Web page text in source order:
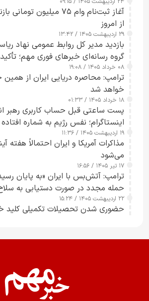
کامل مردم تا ۲۴ ساعت آینده
آغاز ثبت‌نام وام ۷۵
از امروز
۲۹ اردیبهشت ۱۴۰۵ / ۱۳:۴۲
بازدید مدیر کل روابط عمومی نهاد
گروه رسانه‌ای خبرهای فوری مهم؛
رسانه‌های هوشمند و مسئول در ارتقای
۰۸ خرداد ۱۴۰۵ / ۱۹:۰۸
ترامپ: محاصره دریایی ایران از همین
خواهد شد
۱۸ خرداد ۱۴۰۵ / ۰۱:۳۳
پست ساعتی قبل حساب کاربری رهبر
اینستاگرام؛ نفس رژیم به شماره
۱۹ اردیبهشت ۱۴۰۵ / ۱۱:۳۶
مذاکرات آمریکا و ایران احتمالاً هفته
می‌شود
۱۷ تیر ۱۴۰۵ / ۱۶:۵۶
ترامپ: آتش‌بس با ایران «به پایان
حمله مجدد در صورت دستیابی به
۲۲ اردیبهشت ۱۴۰۵ / ۱۵:۲۴
حضوری شدن تحصیلات تکمیلی کلید